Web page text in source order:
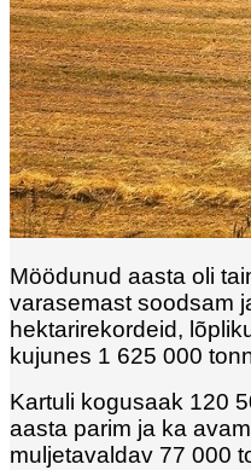
Möödunud aasta oli
varasemast soodsam
hektarirekordeid,
kujunes 1 625 000
Kartuli kogusaak 120
aasta parim ja ka
muljetavaldav 77 000